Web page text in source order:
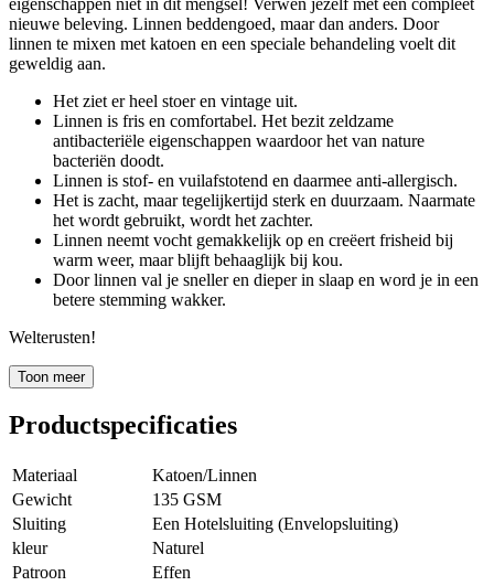
eigenschappen niet in dit mengsel! Verwen jezelf met een compleet
nieuwe beleving. Linnen beddengoed, maar dan anders. Door
linnen te mixen met katoen en een speciale behandeling voelt dit
geweldig aan.
Het ziet er heel stoer en vintage uit.
Linnen is fris en comfortabel. Het bezit zeldzame
antibacteriële eigenschappen waardoor het van nature
bacteriën doodt.
Linnen is stof- en vuilafstotend en daarmee anti-allergisch.
Het is zacht, maar tegelijkertijd sterk en duurzaam. Naarmate
het wordt gebruikt, wordt het zachter.
Linnen neemt vocht gemakkelijk op en creëert frisheid bij
warm weer, maar blijft behaaglijk bij kou.
Door linnen val je sneller en dieper in slaap en word je in een
betere stemming wakker.
Welterusten!
Toon meer
Productspecificaties
Materiaal
Katoen/Linnen
Gewicht
135 GSM
Sluiting
Een Hotelsluiting (Envelopsluiting)
kleur
Naturel
Patroon
Effen